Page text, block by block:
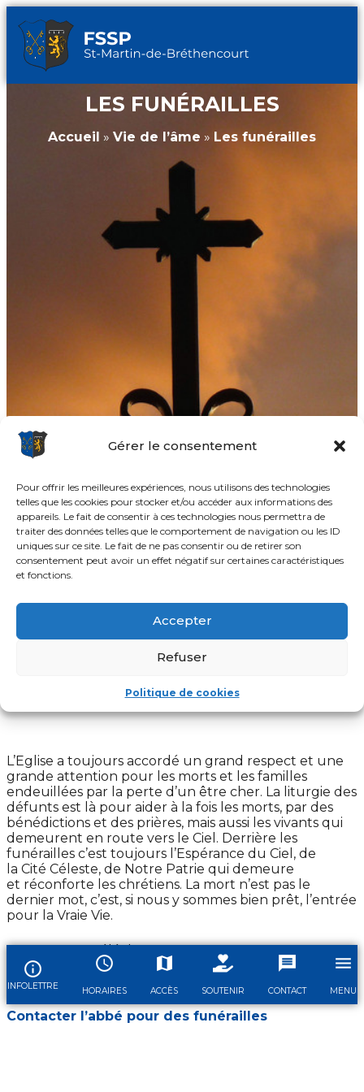
Gérer le consentement
Pour offrir les meilleures expériences, nous utilisons des technologies
telles que les cookies pour stocker et/ou accéder aux informations des
appareils. Le fait de consentir à ces technologies nous permettra de
traiter des données telles que le comportement de navigation ou les ID
uniques sur ce site. Le fait de ne pas consentir ou de retirer son
consentement peut avoir un effet négatif sur certaines caractéristiques
et fonctions.
Accepter
Refuser
Politique de cookies
LES FUNÉRAILLES
Accueil » Vie de l’âme » Les funérailles
L’Eglise a toujours accordé un grand respect et une
grande attention pour les morts et les familles
endeuillées par la perte d’un être cher. La liturgie des
défunts est là pour aider à la fois les morts, par des
bénédictions et des prières, mais aussi les vivants qui
demeurent en route vers le Ciel. Derrière les
funérailles c’est toujours l’Espérance du Ciel, de
la Cité Céleste, de Notre Patrie qui demeure
et réconforte les chrétiens. La mort n’est pas le
dernier mot, c’est, si nous y sommes bien prêt, l’entrée
pour la Vraie Vie.
Livret_de_requiem_a_imprimer
pour les
funérailles.
Contacter l’abbé pour des funérailles
INFOLETTRE HORAIRES ACCÈS SOUTENIR CONTACT MENU